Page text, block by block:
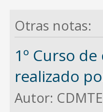
Otras notas:
1º Curso
realizado
Autor: